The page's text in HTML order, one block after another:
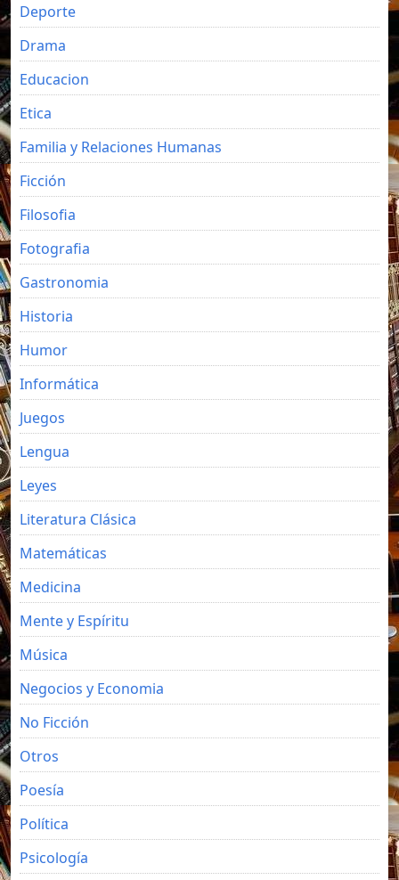
Deporte
Drama
Educacion
Etica
Familia y Relaciones Humanas
Ficción
Filosofia
Fotografia
Gastronomia
Historia
Humor
Informática
Juegos
Lengua
Leyes
Literatura Clásica
Matemáticas
Medicina
Mente y Espíritu
Música
Negocios y Economia
No Ficción
Otros
Poesía
Política
Psicología